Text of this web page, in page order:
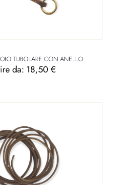
TUBOLARE CON ANELLO
da: 18,50 €